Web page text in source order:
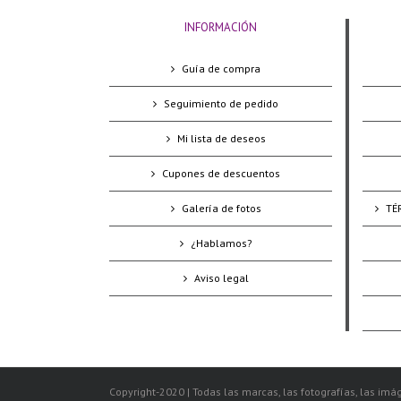
INFORMACIÓN
Guía de compra
Seguimiento de pedido
Mi lista de deseos
Cupones de descuentos
Galería de fotos
¿Hablamos?
Aviso legal
Copyright-2020 | Todas las marcas, las fotografías, las